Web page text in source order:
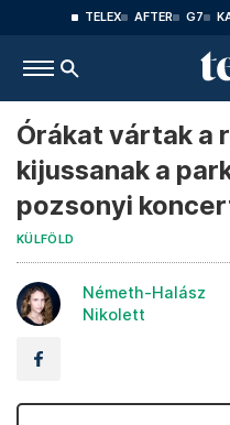
TELEX AFTER G7
Órákat vártak a
kijussanak a
pozsonyi
KÜLFÖLD
Németh-Halász
Nikolett